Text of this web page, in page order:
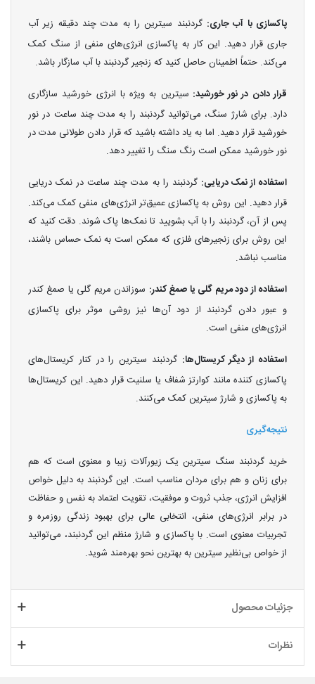
پاکسازی با آب جاری: گردنبند سیترین را به مدت چند دقیقه زیر آب
جاری قرار دهید. این کار به پاکسازی انرژی‌های منفی از سنگ کمک
می‌کند. حتماً اطمینان حاصل کنید که زنجیر گردنبند با آب سازگار باشد.
قرار دادن در نور خورشید: سیترین به ویژه با انرژی خورشید سازگاری
دارد. برای شارژ سنگ، می‌توانید گردنبند را به مدت چند ساعت در نور
خورشید قرار دهید. اما به یاد داشته باشید که قرار دادن طولانی مدت در
نور خورشید ممکن است رنگ سنگ را تغییر دهد.
استفاده از نمک دریایی: گردنبند را به مدت چند ساعت در نمک دریایی
قرار دهید. این روش به پاکسازی عمیق‌تر انرژی‌های منفی کمک می‌کند.
پس از آن، گردنبند را با آب بشویید تا نمک‌ها پاک شوند. دقت کنید که
این روش برای زنجیرهای فلزی که ممکن است به نمک حساس باشند،
مناسب نباشد.
استفاده از دود مریم گلی یا صمغ کندر: سوزاندن مریم گلی یا صمغ کندر
و عبور دادن گردنبند از دود آن‌ها نیز روشی موثر برای پاکسازی
انرژی‌های منفی است.
استفاده از دیگر کریستال‌ها: گردنبند سیترین را در کنار کریستال‌های
پاکسازی کننده مانند کوارتز شفاف یا سلنیت قرار دهید. این کریستال‌ها
به پاکسازی و شارژ سیترین کمک می‌کنند.
نتیجه‌گیری
خرید گردنبند سنگ سیترین یک زیورآلات زیبا و معنوی است که هم
برای زنان و هم برای مردان مناسب است. این گردنبند به دلیل خواص
افزایش انرژی، جذب ثروت و موفقیت، تقویت اعتماد به نفس و حفاظت
در برابر انرژی‌های منفی، انتخابی عالی برای بهبود زندگی روزمره و
تجربیات معنوی است. با پاکسازی و شارژ منظم این گردنبند، می‌توانید
از خواص بی‌نظیر سیترین به بهترین نحو بهره‌مند شوید.
جزئیات محصول
نظرات